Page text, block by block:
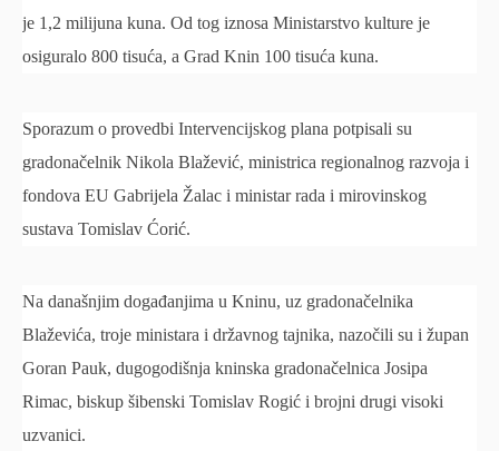
je 1,2 milijuna kuna. Od tog iznosa Ministarstvo kulture je
osiguralo 800 tisuća, a Grad Knin 100 tisuća kuna.
Sporazum o provedbi Intervencijskog plana potpisali su
gradonačelnik Nikola Blažević, ministrica regionalnog razvoja i
fondova EU Gabrijela Žalac i ministar rada i mirovinskog
sustava Tomislav Ćorić.
Na današnjim događanjima u Kninu, uz gradonačelnika
Blaževića, troje ministara i državnog tajnika, nazočili su i župan
Goran Pauk, dugogodišnja kninska gradonačelnica Josipa
Rimac, biskup šibenski Tomislav Rogić i brojni drugi visoki
uzvanici.